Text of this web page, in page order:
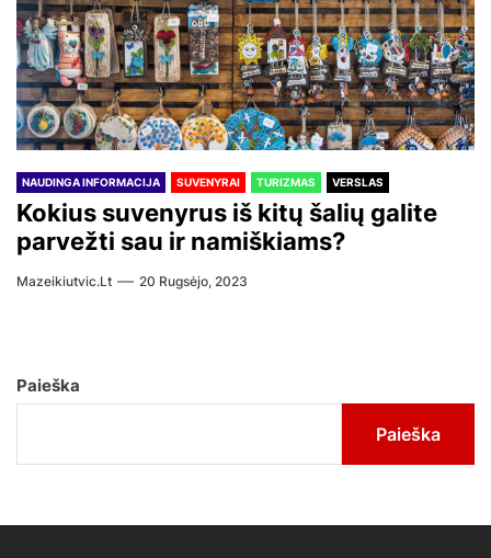
NAUDINGA INFORMACIJA SUVENYRAI TURIZMAS VERSLAS
Kokius suvenyrus iš kitų šalių galite
parvežti sau ir namiškiams?
Mazeikiutvic.lt 20 Rugsėjo, 2023
Paieška
Paieška